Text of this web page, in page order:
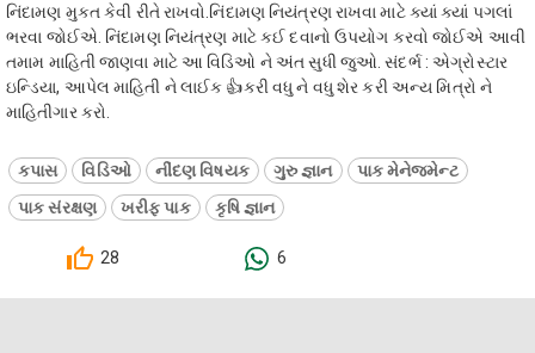
નિંદામણ મુકત કેવી રીતે રાખવો.નિંદામણ નિયંત્રણ રાખવા માટે ક્યાં ક્યાં પગલાં
ભરવા જોઈએ. નિંદામણ નિયંત્રણ માટે કઈ દવાનો ઉપયોગ કરવો જોઈએ આવી
તમામ માહિતી જાણવા માટે આ વિડિઓ ને અંત સુધી જુઓ. સંદર્ભ : એગ્રોસ્ટાર
ઇન્ડિયા, આપેલ માહિતી ને લાઈક 👍કરી વધુ ને વધુ શેર કરી અન્ય મિત્રો ને
માહિતીગાર કરો.
કપાસ વિડિઓ નીંદણ વિષયક ગુરુ જ્ઞાન
પાક મેનેજમેન્ટ
પાક સંરક્ષણ
ખરીફ પાક કૃષિ જ્ઞાન
28 6